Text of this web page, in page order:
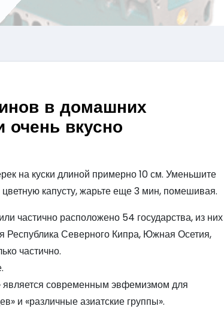
в домашних
очень вкусно
на куски длиной примерно 10 см. Уменьшите
цветную капусту, жарьте еще 3 мин, помешивая.
частично расположено 54 государства, из них
Республика Северного Кипра, Южная Осетия,
частично.
является современным эвфемизмом для
и «различные азиатские группы».